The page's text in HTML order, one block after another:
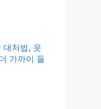
대처법, 웃
가까이 들